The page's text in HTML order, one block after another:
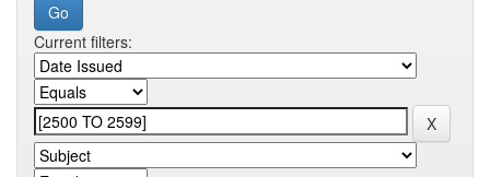
Current filters: